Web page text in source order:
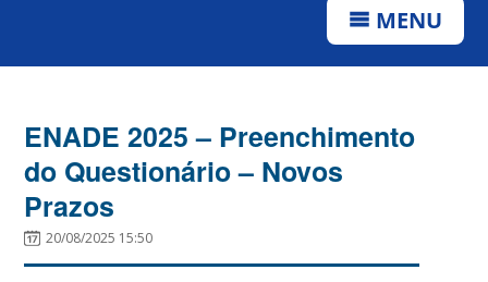
MENU
ENADE 2025 – Preenchimento
do Questionário – Novos
Prazos
20/08/2025 15:50